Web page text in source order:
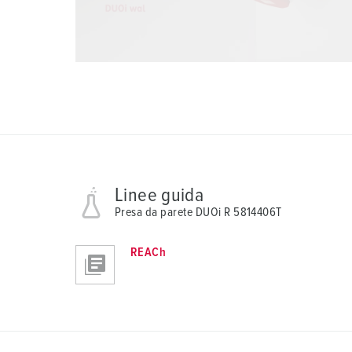
Linee guida
Presa da parete DUOi R 5814406T
REACh